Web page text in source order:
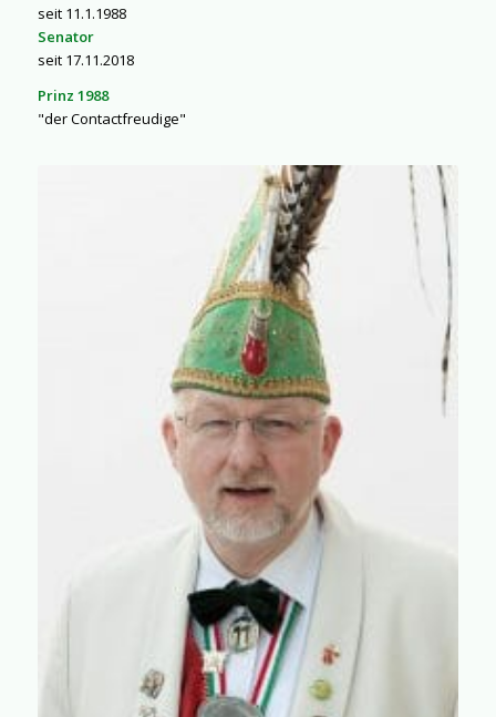
seit 11.1.1988
Senator
seit 17.11.2018
Prinz 1988
"der Contactfreudige"